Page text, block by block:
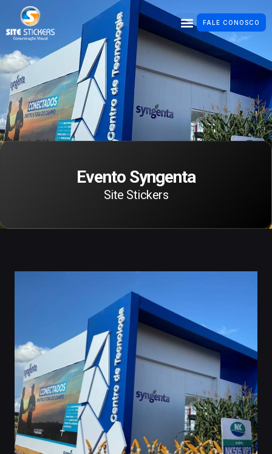
FALE CONOSCO
Evento Syngenta
Site Stickers